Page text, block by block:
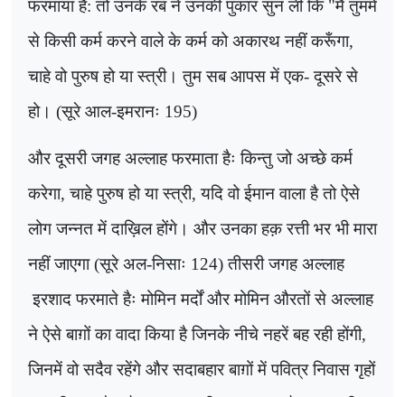
फरमाया है: तो उनके रब ने उनकी पुकार सुन ली कि "मैं तुममें
से किसी कर्म करने वाले के कर्म को अकारथ नहीं करूँगा,
चाहे वो पुरुष हो या स्त्री। तुम सब आपस में एक- दूसरे से
हो। (सूरे आल-इमरानः 195)
और दूसरी जगह अल्लाह फरमाता हैः किन्तु जो अच्छे कर्म
करेगा,चाहे पुरुष हो या स्त्री,यदि वो ईमान वाला है तो ऐसे
लोग जन्नत में दाख़िल होंगे। और उनका हक़ रत्ती भर भी मारा
नहीं जाएगा (सूरे अल-निसाः 124) तीसरी जगह अल्लाह
इरशाद फरमाते हैः मोमिन मर्दों और मोमिन औरतों से अल्लाह
ने ऐसे बाग़ों का वादा किया है जिनके नीचे नहरें बह रही होंगी,
जिनमें वो सदैव रहेंगे और सदाबहार बाग़ों में पवित्र निवास गृहों